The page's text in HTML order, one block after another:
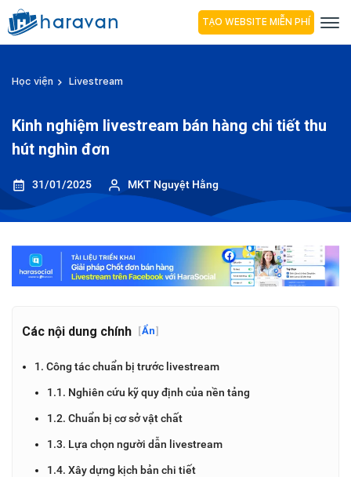
TẠO WEBSITE MIỄN PHÍ
Học viện Livestream
Kinh nghiệm livestream bán hàng chi tiết thu
hút nghìn đơn
31/01/2025 MKT Nguyệt Hằng
Các nội dung chính [Ẩn]
1. Công tác chuẩn bị trước livestream
1.1. Nghiên cứu kỹ quy định của nền tảng
1.2. Chuẩn bị cơ sở vật chất
1.3. Lựa chọn người dẫn livestream
1.4. Xây dựng kịch bản chi tiết